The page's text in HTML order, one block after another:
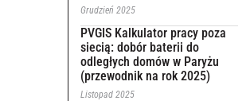
Grudzień 2025
PVGIS Kalkulator pracy poza
siecią: dobór baterii do
odległych domów w Paryżu
(przewodnik na rok 2025)
Listopad 2025